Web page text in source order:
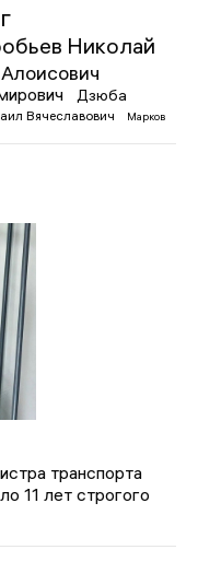
Николай
Дзюба
Вячеславович
Марков
транспорта
11 лет строгого